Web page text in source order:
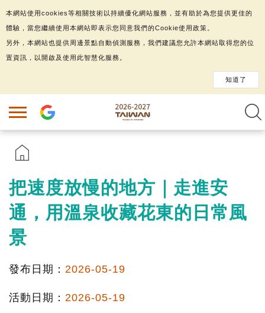
把速度放慢的地方｜走進安
通，用溫泉收藏花東的日常風
景
發布日期： 2026-05-19
活動日期： 2026-05-19
本網站使用cookies等相關技術以持續優化網站服務，並有助於為您提供更佳的
體驗，當您繼續使用本網站即表示您同意我們的Cookie使用政策。
另外，本網站也提供周邊景點自動偵測服務，我們建議您允許本網站取得您的位
置資訊，以開啟及使用此智慧化服務。
知道了